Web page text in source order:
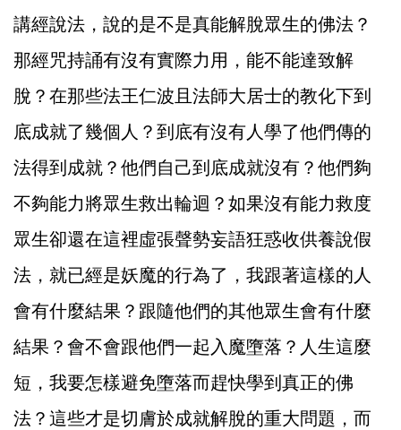
講經說法，說的是不是真能解脫眾生的佛法？
那經咒持誦有沒有實際力用，能不能達致解
脫？在那些法王仁波且法師大居士的教化下到
底成就了幾個人？到底有沒有人學了他們傳的
法得到成就？他們自己到底成就沒有？他們夠
不夠能力將眾生救出輪迴？如果沒有能力救度
眾生卻還在這裡虛張聲勢妄語狂惑收供養說假
法，就已經是妖魔的行為了，我跟著這樣的人
會有什麼結果？跟隨他們的其他眾生會有什麼
結果？會不會跟他們一起入魔墮落？人生這麼
短，我要怎樣避免墮落而趕快學到真正的佛
法？這些才是切膚於成就解脫的重大問題，而